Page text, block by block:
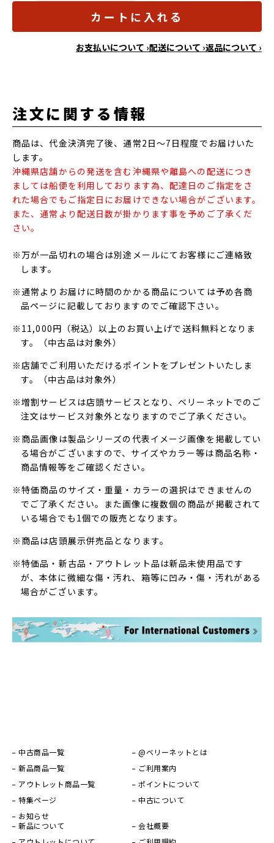
カートに入れる
お支払いについて ›配送について ›返品について ›
注文に関する情報
商品は、代金決済完了後、通常2日～7日程度でお届けいた
します。
沖縄県店舗からの発送を含む沖縄県や離島への配送につき
ましては船便を利用しております為、配達日のご指定をさ
れた場合でもご指定日にお届けできない場合がございます。
また、通常より配送日数が掛かります事を予めご了承くだ
さい。
※万が一品切れの場合は別途メールにてお客様にご連絡致
します。
※通常よりお届けに時間のかかる商品については予め各商
品ページに記載しておりますのでご確認下さい。
※11,000円（税込）以上のお買い上げで送料無料となりま
す。（中古品は対象外）
※店舗でご利用いただけるポイントをプレゼントいたしま
す。（中古品は対象外）
※増割サービスは店頭サービスとなり、ベリーネットでのご
注文はサービス対象外となりますのでご了承ください。
※商品画像は製品シリーズの代表イメージ画像を掲載してい
る場合がございますので、サイズやカラー等は商品名称・
商品情報等をご確認ください。
※特価商品のサイズ・重量・カラーの選択はできませんの
でご了承ください。また画像に複数個の商品が掲載されて
いる場合でも1個での販売となります。
※商品は店頭展示併売品となります。
※特価品・新古品・アウトレット品は新品未使用品です
が、本体に微細な傷・汚れ、箱等に凹み・傷・汚れがある
場合がございます。
中古商品一覧
新品商品一覧
アウトレット商品一覧
特集ページ
お知らせ
@ベリーネットとは
ご利用案内
ポイントについて
中古について
新品について
会社概要